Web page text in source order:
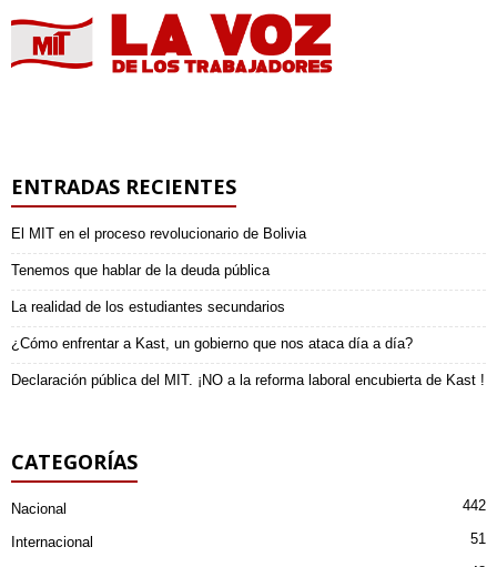
ENTRADAS RECIENTES
El MIT en el proceso revolucionario de Bolivia
Tenemos que hablar de la deuda pública
La realidad de los estudiantes secundarios
¿Cómo enfrentar a Kast, un gobierno que nos ataca día a día?
Declaración pública del MIT. ¡NO a la reforma laboral encubierta de Kast !
CATEGORÍAS
Nacional 442
Internacional 51